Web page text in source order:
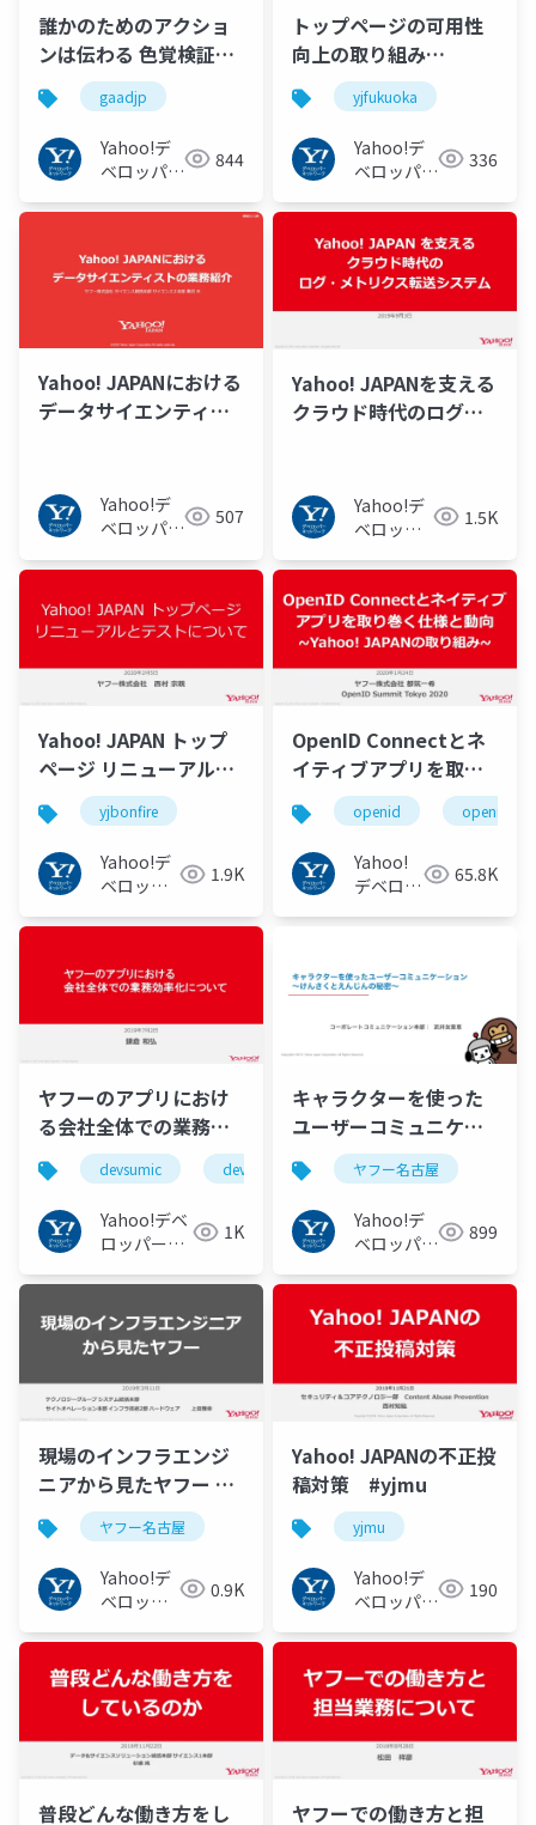
誰かのためのアクショ
ンは伝わる 色覚検証ペ
ージの作成を通じて
#GAADjp
gaadjp
Yahoo!デ
ベロッパー
ク
844
トップページの可用性
向上の取り組み
#yjfukuoka
yjfukuoka
Yahoo!デ
ベロッパー
ク
336
Yahoo! JAPANにおける
データサイエンティス
Yahoo!デ
ベロッパー
ク
507
Yahoo! JAPANを支える
クラウド時代のログ・
Yahoo!デ
ベロッパ
ワーク
1.5K
Yahoo! JAPAN トップ
ページ リニューアルと
テストについて
#yjbonfire
yjbonfire
Yahoo!デ
ベロッパ
ワーク
1.9K
OpenID Connectとネ
イティブアプリを取り
巻く仕様と動向 Yahoo!
JAPANの取り組み
#openid
#openid_tokyo
openid
Yahoo!
デベロッ
65.8K
ヤフーのアプリにおけ
る会社全体での業務効
率化について
#devsumiC
devsumic devsumi
Yahoo!デベ
ロッパーネ
1K
キャラクターを使った
ユーザーコミュニケー
ション 〜けんさくとえ
んじんの秘密〜 #ヤフ
ー名古屋
ヤフー名古屋
Yahoo!デ
ベロッパー
ク
899
現場のインフラエンジ
ニアから見たヤフー #
ヤフー名古屋
ヤフー名古屋
Yahoo!デ
ベロッパ
ワーク
0.9K
Yahoo! JAPANの不正投
稿対策 #yjmu
yjmu
Yahoo!デ
ベロッパー
ク
190
普段どんな働き方をし ヤフーでの働き方と担